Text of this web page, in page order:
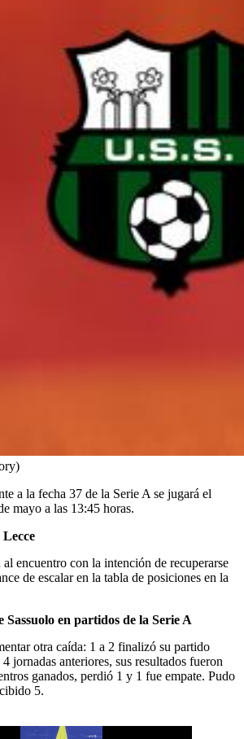
a la fecha 37 de la Serie A se jugará el
mayo a las 13:45 horas.
Lecce
encuentro con la intención de recuperarse
de escalar en la tabla de posiciones en la
Sassuolo en partidos de la Serie A
otra caída: 1 a 2 finalizó su partido
jornadas anteriores, sus resultados fueron
ganados, perdió 1 y 1 fue empate. Pudo
5.